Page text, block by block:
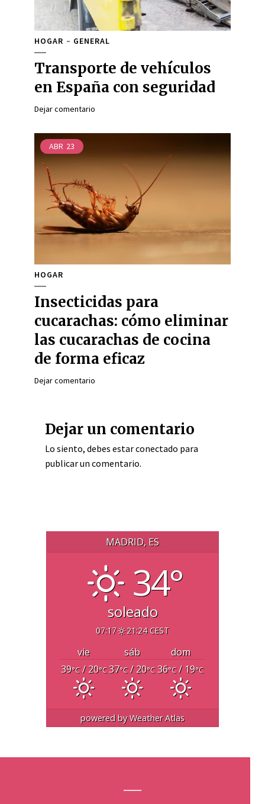
HOGAR GENERAL
Transporte de vehículos
en España con seguridad
Dejar comentario
ABR 23
HOGAR
Insecticidas para
cucarachas: cómo eliminar
las cucarachas de cocina
de forma eficaz
Dejar comentario
Dejar un comentario
Lo siento, debes estarconectado para
publicar un comentario.
MADRID, ES
34°
soleado
07:17 21:24 CEST
vie sáb
dom
39°C/ 20°C37°C/ 20°C 36°C/ 19°C
powered byWeather Atlas